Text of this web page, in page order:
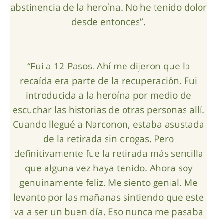
abstinencia de la heroína. No he tenido dolor
desde entonces”.
“Fui a 12-Pasos. Ahí me dijeron que la
recaída era parte de la recuperación. Fui
introducida a la heroína por medio de
escuchar las historias de otras personas allí.
Cuando llegué a Narconon, estaba asustada
de la retirada sin drogas. Pero
definitivamente fue la retirada más sencilla
que alguna vez haya tenido. Ahora soy
genuinamente feliz. Me siento genial. Me
levanto por las mañanas sintiendo que este
va a ser un buen día. Eso nunca me pasaba